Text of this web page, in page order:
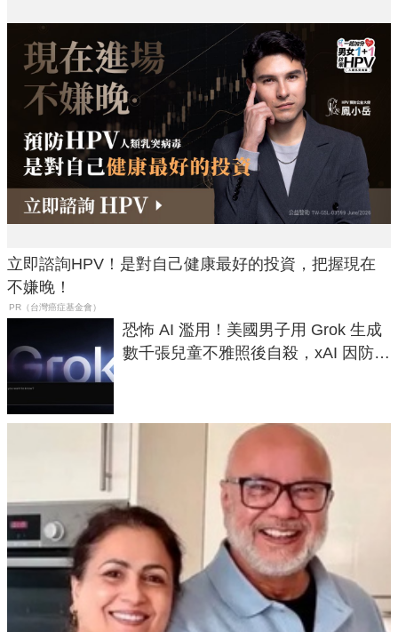
立即諮詢HPV！是對自己健康最好的投資，把握現在
不嫌晚！
PR（台灣癌症基金會）
恐怖 AI 濫用！美國男子用 Grok 生成
數千張兒童不雅照後自殺，xAI 因防護